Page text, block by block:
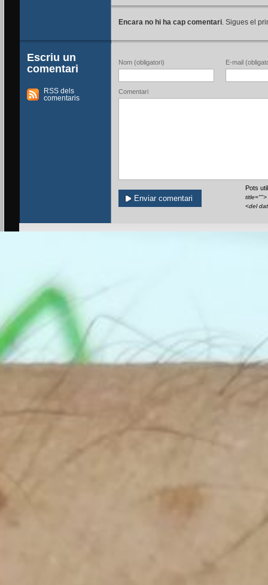
Encara no hi ha cap comentari. Sigues el
Escriu un
comentari
RSS dels
comentaris
Nom (obligatori) E-mail
Comentari
Pots
<del